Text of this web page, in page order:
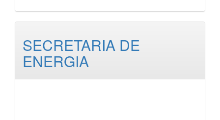
SECRETARIA DE
ENERGIA